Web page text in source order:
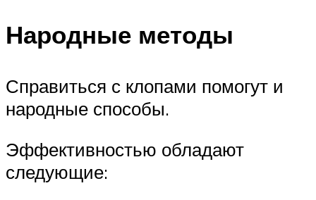
Народные методы
Справиться с клопами помогут и
народные способы.
Эффективностью обладают
следующие: